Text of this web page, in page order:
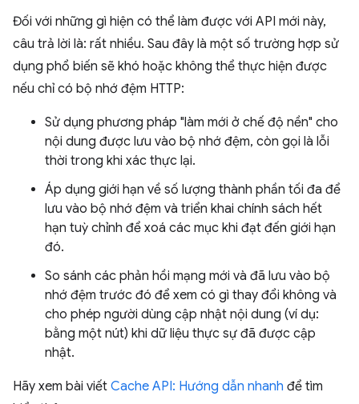
Đối với những gì hiện có thể làm được với API mới này,
câu trả lời là: rất nhiều. Sau đây là một số trường hợp sử
dụng phổ biến sẽ khó hoặc không thể thực hiện được
nếu chỉ có bộ nhớ đệm HTTP:
Sử dụng phương pháp "làm mới ở chế độ nền" cho
nội dung được lưu vào bộ nhớ đệm, còn gọi là lỗi
thời trong khi xác thực lại.
Áp dụng giới hạn về số lượng thành phần tối đa để
lưu vào bộ nhớ đệm và triển khai chính sách hết
hạn tuỳ chỉnh để xoá các mục khi đạt đến giới hạn
đó.
So sánh các phản hồi mạng mới và đã lưu vào bộ
nhớ đệm trước đó để xem có gì thay đổi không và
cho phép người dùng cập nhật nội dung (ví dụ:
bằng một nút) khi dữ liệu thực sự đã được cập
nhật.
Hãy xem bài viết Cache API: Hướng dẫn nhanh để tìm